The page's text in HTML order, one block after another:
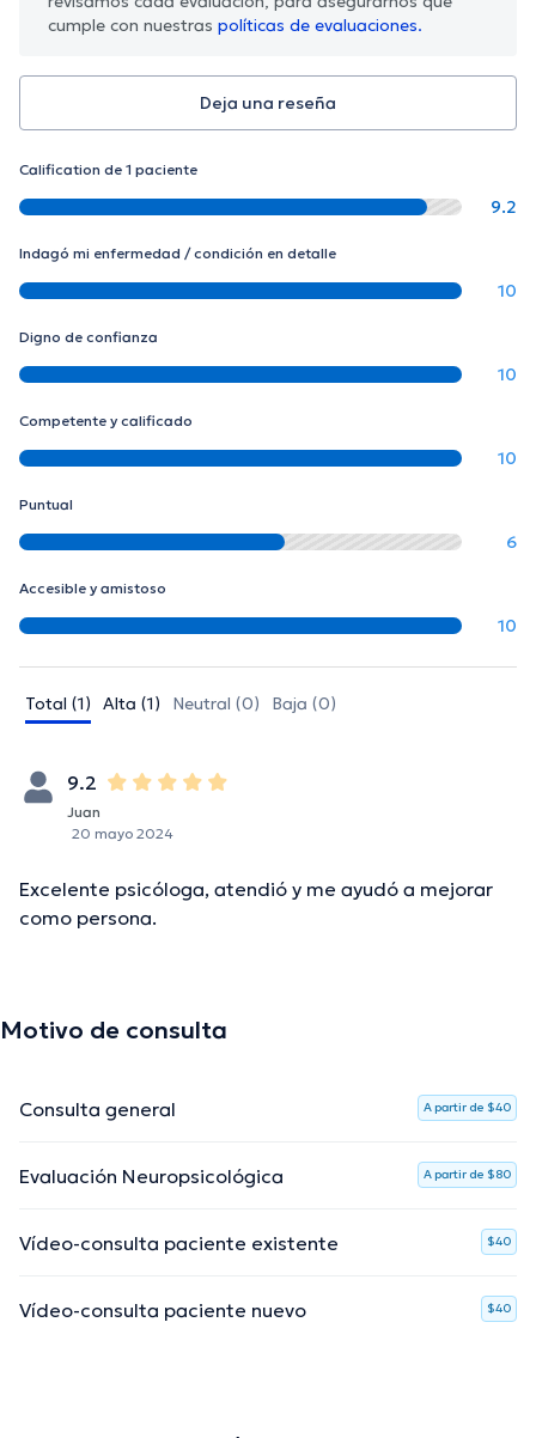
cumple con nuestras políticas de evaluaciones.
Deja una reseña
Calification de 1 paciente
9.2
Indagó mi enfermedad / condición en detalle
10
Digno de confianza
10
Competente y calificado
10
Puntual
6
Accesible y amistoso
10
Total (1) Alta (1) Neutral (0) Baja (0)
9.2
Juan
20 mayo 2024
Excelente psicóloga, atendió y me ayudó a mejorar
como persona.
Motivo de consulta
Consulta general A partir de $40
Evaluación Neuropsicológica A partir de $80
Vídeo-consulta paciente existente $40
Vídeo-consulta paciente nuevo $40